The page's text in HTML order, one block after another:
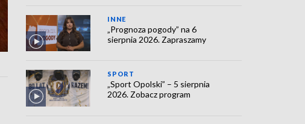
INNE
„Prognoza pogody” na 6
sierpnia 2026. Zapraszamy
SPORT
„Sport Opolski” – 5 sierpnia
2026. Zobacz program